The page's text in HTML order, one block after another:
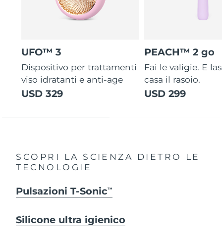
UFO™ 3
Dispositivo per trattamenti
viso idratanti e anti-age
USD 329
PEACH™ 2 go
Fai le valigie. E
casa il rasoio.
USD 299
SCOPRI LA SCIENZA DIETRO LE
TECNOLOGIE
Pulsazioni T-SonicTM
Silicone ultra igienico